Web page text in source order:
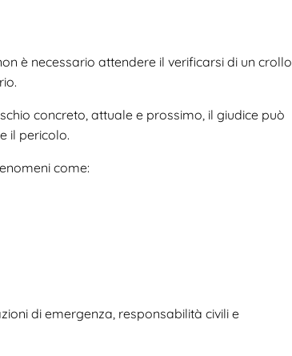
è necessario attendere il verificarsi di un crollo
concreto, attuale e prossimo, il giudice può
il pericolo.
come:
di emergenza, responsabilità civili e